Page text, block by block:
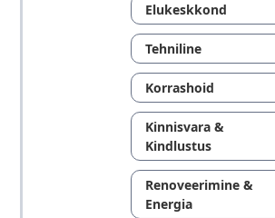
Elukeskkond
Tehniline
Korrashoid
Kinnisvara &
Kindlustus
Renoveerimine &
Energia